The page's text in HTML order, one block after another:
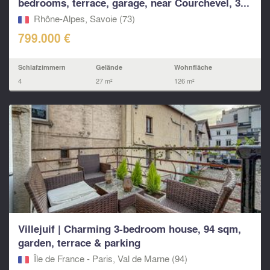
Rhône-Alpes, Savoie (73)
799.000 €
Schlafzimmern
4
Gelände
27 m²
Wohnfläche
126 m²
Villejuif | Charming 3-bedroom house, 94 sqm,
garden, terrace & parking
Île de France - Paris, Val de Marne (94)